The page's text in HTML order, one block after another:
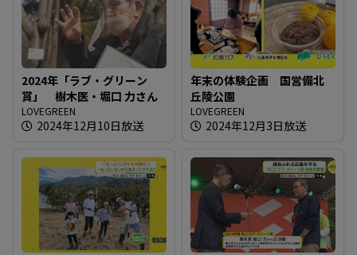
2024年「ラブ・グリーン
賞」 樹木医・堀口 力さん
LOVEGREEN
2024年12月10日放送
年末の体験企画 国営備北
丘陵公園
LOVEGREEN
2024年12月3日放送